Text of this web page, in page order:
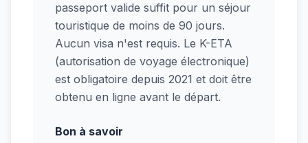
passeport valide suffit pour un séjour
touristique de moins de 90 jours.
Aucun visa n'est requis. Le K-ETA
(autorisation de voyage électronique)
est obligatoire depuis 2021 et doit être
obtenu en ligne avant le départ.
Bon à savoir